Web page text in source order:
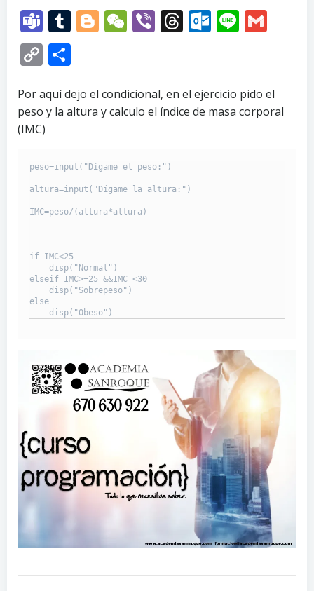
Teams
Tumblr
Blogger
WeChat
ViberThreads
Line
Copy
Link
Por aquí dejo el condicional, en el ejercicio pido el
peso y la altura y calculo el índice de masa corporal
(IMC)
peso=input("Dígame el peso:")
altura=input("Dígame la altura:")
IMC=peso/(altura*altura)
if IMC<25
elseif IMC>=25 &&IMC <30
else
    disp("Obeso")